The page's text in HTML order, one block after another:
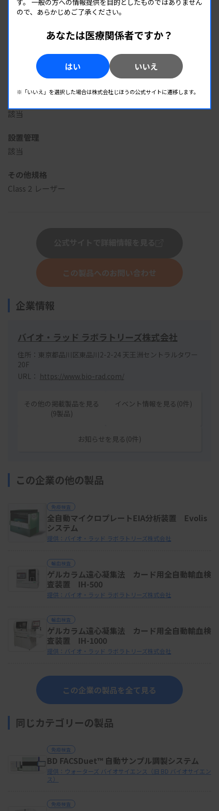
1.0m, 右側0.2m, 前方1.0m, 上部1.8m
【電圧】AC100～240V
【周波数】50～60Hz
【消費電力】1,000W
※UPSはオプション
該当
設置管理
該当
その他規格
Class 2 レーザー
この製品へのお問い合わせ
企業情報
バイオ・ラッド ラボラトリーズ株式会社
住所：東京都品川区東品川2-2-24 天王洲セントラルタワー
20F
URL： https://www.bio-rad.com/
その他の掲載製品を見る
(9製品)
イベント情報を見る(0件)
お知らせを見る(0件)
この企業の他の製品
免疫検査
全自動マイクロプレートEIA分析装置 Evolis
システム
提供：バイオ・ラッド ラボラトリーズ株式会社
輸血検査
ゲルカラム遠心凝集法 カード用全自動輸血検
査装置 IH-500
提供：バイオ・ラッド ラボラトリーズ株式会社
輸血検査
ゲルカラム遠心凝集法 カード用全自動輸血検
査装置 IH-1000
提供：バイオ・ラッド ラボラトリーズ株式会社
この企業の製品を全て見る
同じカテゴリーの製品
免疫検査
BD FACSDuet™ 自動サンプル調製システム
提供：ウォーターズ バイオサイエンス（旧 BD バイオサイエン
ス）
免疫検査
す。 一般の方への情報提供を目的としたものではありません
ので、あらかじめご了承ください。
あなたは医療関係者ですか？
はい いいえ
※「いいえ」を選択した場合は株式会社じほうの公式サイトに遷移します。